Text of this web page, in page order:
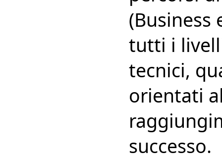
(Business
tutti i
tecnici,
orientati
successo.